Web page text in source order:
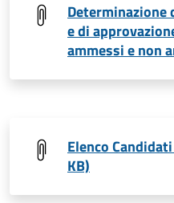
Determinazione
e di
ammessi e non
Elenco
KB)